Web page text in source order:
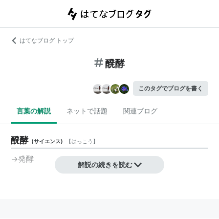
はてなブログ トップ
醗酵
このタグでブログを書く
言葉の解説 ネットで話題 関連ブログ
醗酵 (サイエンス) 【はっこう 】
→発酵
解説の続きを読む